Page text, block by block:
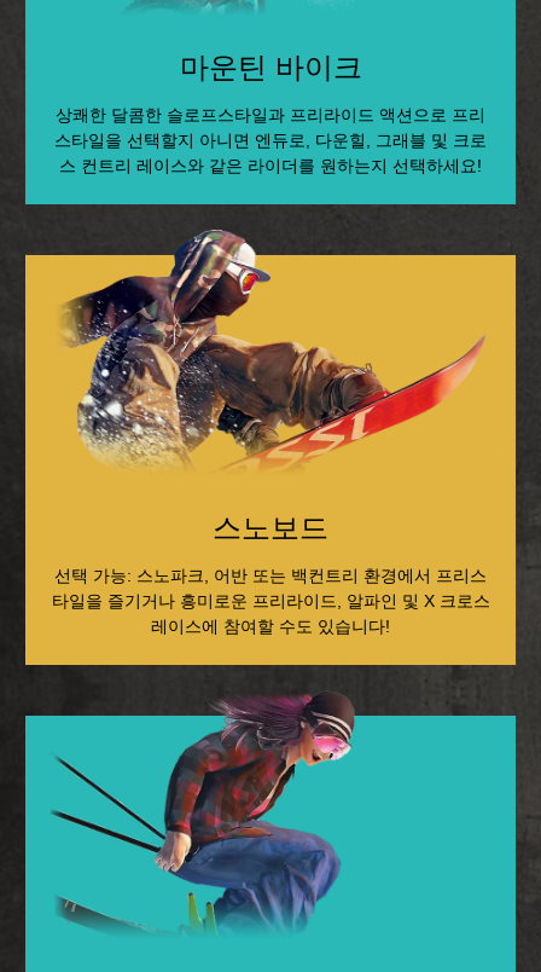
마운틴 바이크
상쾌한 달콤한 슬로프스타일과 프리라이드 액션으로 프리
스타일을 선택할지 아니면 엔듀로, 다운힐, 그래블 및 크로
스 컨트리 레이스와 같은 라이더를 원하는지 선택하세요!
스노보드
선택 가능: 스노파크, 어반 또는 백컨트리 환경에서 프리스
타일을 즐기거나 흥미로운 프리라이드, 알파인 및 X 크로스
레이스에 참여할 수도 있습니다!